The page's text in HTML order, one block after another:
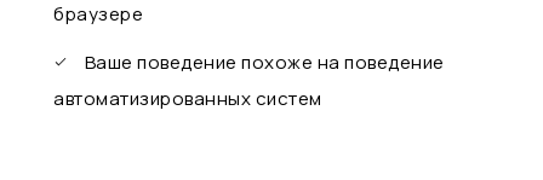
браузере
Ваше поведение похоже на поведение
автоматизированных систем